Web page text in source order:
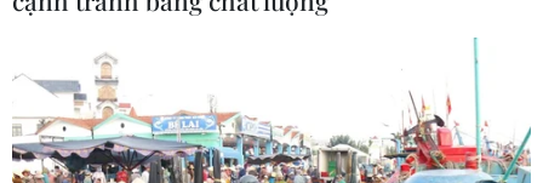
xâm lăng" của trí tuệ nhân tạo
01/07/2026 02:09
Viên đạn cuối cùng: Chuyện về tấm